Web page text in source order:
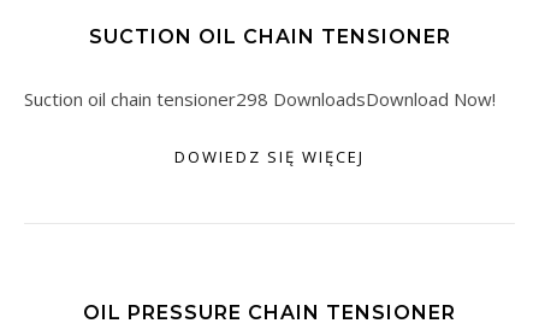
SUCTION OIL CHAIN TENSIONER
Suction oil chain tensioner298 DownloadsDownload Now!
DOWIEDZ SIĘ WIĘCEJ
OIL PRESSURE CHAIN TENSIONER